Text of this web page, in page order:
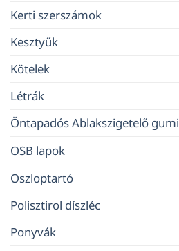
Kerti szerszámok
Kesztyűk
Kötelek
Létrák
Öntapadós Ablakszigetelő gumi
OSB lapok
Oszloptartó
Polisztirol díszléc
Ponyvák